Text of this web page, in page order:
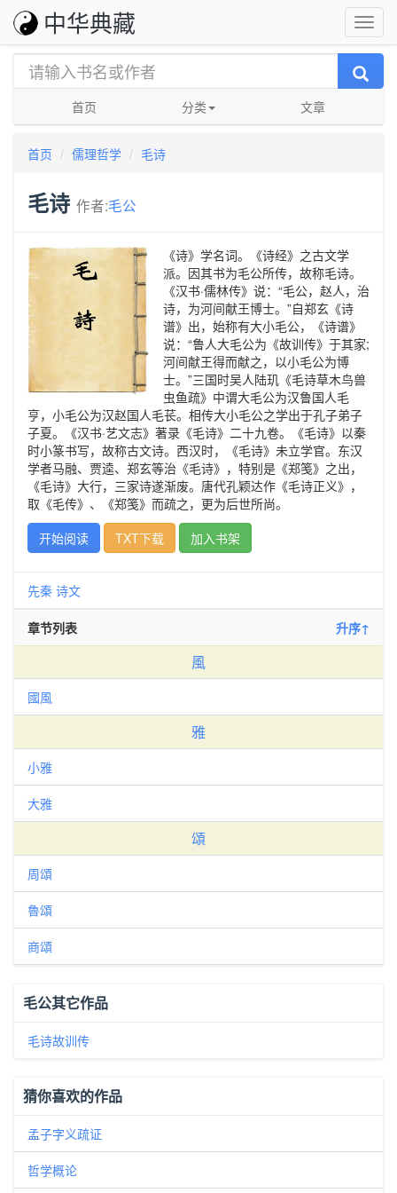
中华典藏
首页 分类 文章
首页 儒理哲学 毛诗
毛诗 作者:毛公
《诗》学名词。《诗经》之古文学
派。因其书为毛公所传，故称毛诗。
《汉书·儒林传》说：“毛公，赵人，治
诗，为河间献王博士。”自郑玄《诗
谱》出，始称有大小毛公，《诗谱》
说：“鲁人大毛公为《故训传》于其家;
河间献王得而献之，以小毛公为博
士。”三国时吴人陆玑《毛诗草木鸟兽
虫鱼疏》中谓大毛公为汉鲁国人毛
亨，小毛公为汉赵国人毛苌。相传大小毛公之学出于孔子弟子
子夏。《汉书·艺文志》著录《毛诗》二十九卷。《毛诗》以秦
时小篆书写，故称古文诗。西汉时，《毛诗》未立学官。东汉
学者马融、贾逵、郑玄等治《毛诗》，特别是《郑笺》之出，
《毛诗》大行，三家诗遂渐废。唐代孔颖达作《毛诗正义》，
取《毛传》、《郑笺》而疏之，更为后世所尚。
开始阅读
TXT下载 加入书架
先秦 诗文
章节列表 升序↑
風
國風
雅
小雅
大雅
頌
周頌
魯頌
商頌
毛公其它作品
毛诗故训传
猜你喜欢的作品
孟子字义疏证
哲学概论